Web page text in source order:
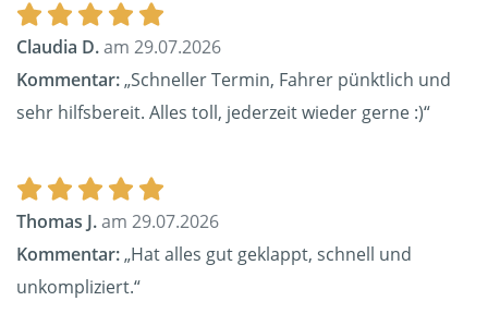
Claudia D.am 29.07.2026
Kommentar:„Schneller Termin, Fahrer pünktlich und
sehr hilfsbereit. Alles toll, jederzeit wieder gerne :)“
Thomas J.am 29.07.2026
Kommentar:„Hat alles gut geklappt, schnell und
unkompliziert.“